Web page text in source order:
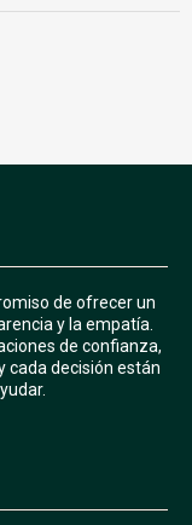
de ofrecer un
y la empatía.
de confianza,
cada decisión están